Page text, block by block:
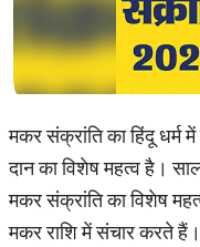
मकर संक्रांति का हिंदू धर्म
दान का विशेष महत्व है।
मकर संक्रांति का विशेष
मकर राशि में संचार करते